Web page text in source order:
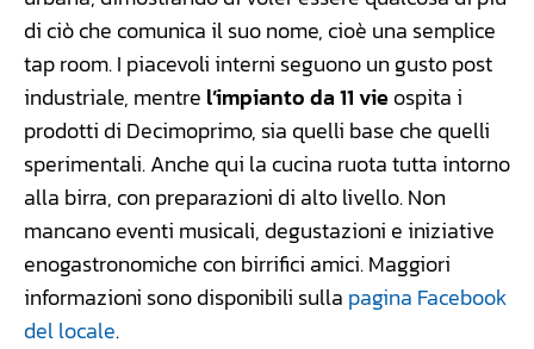
di ciò che comunica il suo nome, cioè una semplice
tap room. I piacevoli interni seguono un gusto post
industriale, mentre l’impianto da 11 vieospita i
prodotti di Decimoprimo, sia quelli base che quelli
sperimentali. Anche qui la cucina ruota tutta intorno
alla birra, con preparazioni di alto livello. Non
mancano eventi musicali, degustazioni e iniziative
enogastronomiche con birrifici amici. Maggiori
informazioni sono disponibili sulla pagina Facebook
del locale.